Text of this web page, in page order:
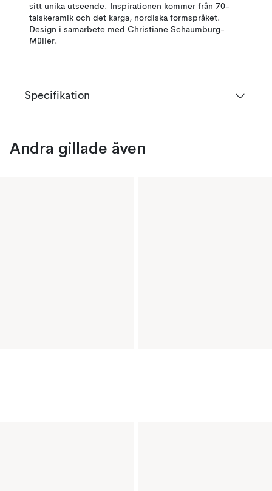
sitt unika utseende. Inspirationen kommer från 70-
talskeramik och det karga, nordiska formspråket.
Design i samarbete med Christiane Schaumburg-
Müller.
Specifikation
Andra gillade även